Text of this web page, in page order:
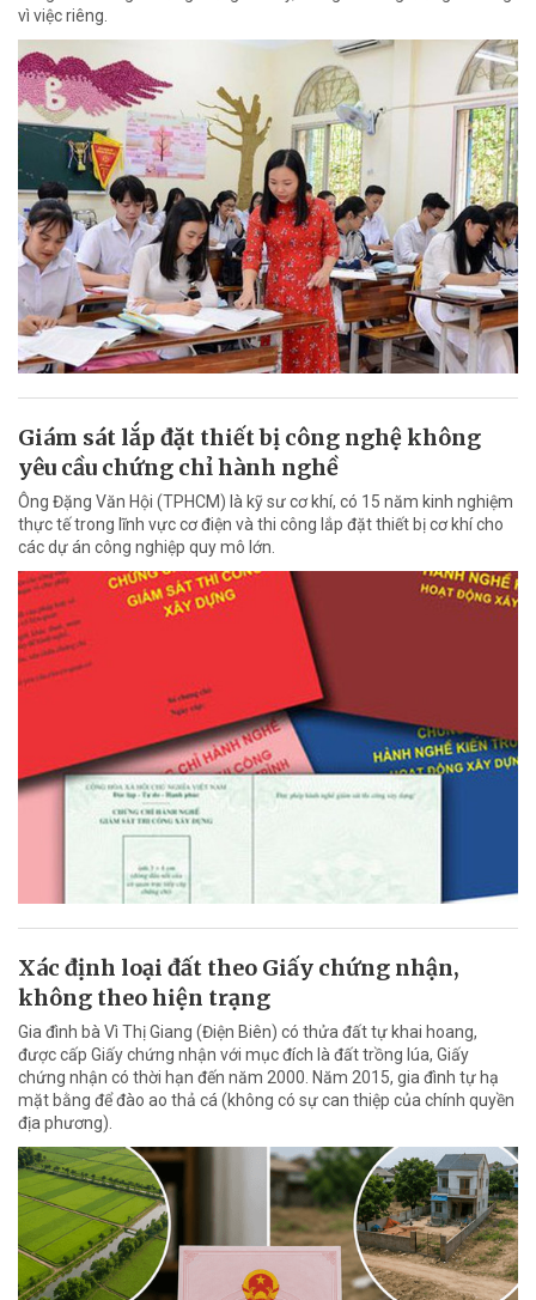
vì việc riêng.
Giám sát lắp đặt thiết bị công nghệ không
yêu cầu chứng chỉ hành nghề
Ông Đặng Văn Hội (TPHCM) là kỹ sư cơ khí, có 15 năm kinh nghiệm
thực tế trong lĩnh vực cơ điện và thi công lắp đặt thiết bị cơ khí cho
các dự án công nghiệp quy mô lớn.
Xác định loại đất theo Giấy chứng nhận,
không theo hiện trạng
Gia đình bà Vì Thị Giang (Điện Biên) có thửa đất tự khai hoang,
được cấp Giấy chứng nhận với mục đích là đất trồng lúa, Giấy
chứng nhận có thời hạn đến năm 2000. Năm 2015, gia đình tự hạ
mặt bằng để đào ao thả cá (không có sự can thiệp của chính quyền
địa phương).